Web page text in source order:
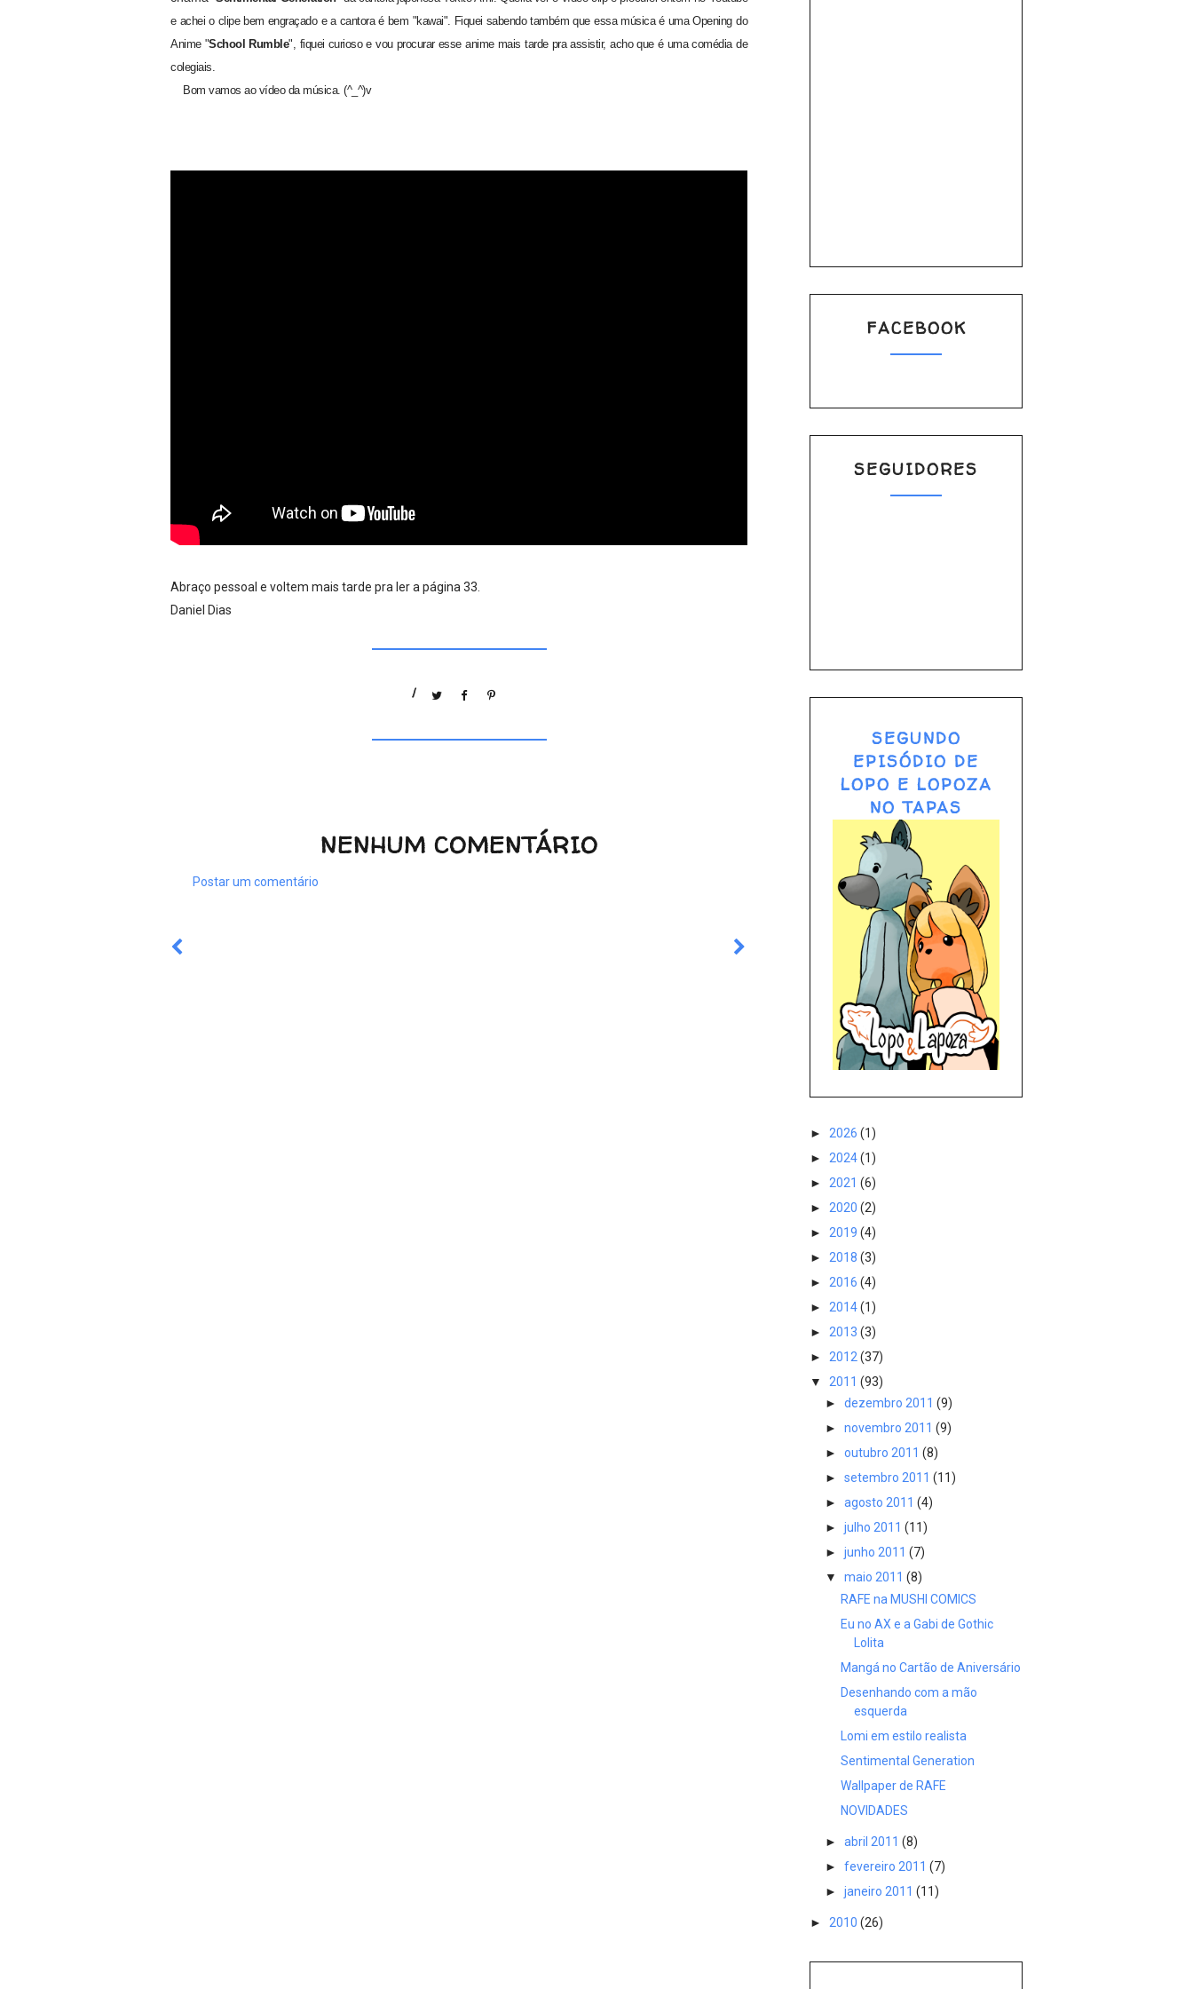
e achei o clipe bem engraçado e a cantora é bem "kawai". Fiquei sabendo também que essa música é uma Opening do
Anime "School Rumble", fiquei curioso e vou procurar esse anime mais tarde pra assistir, acho que é uma comédia de
colegiais.
Bom vamos ao vídeo da música. (^_^)v
Abraço pessoal e voltem mais tarde pra ler a página 33.
Daniel Dias
/
NENHUM COMENTÁRIO
Postar um comentário
FACEBOOK
SEGUIDORES
SEGUNDO
EPISÓDIO DE
LOPO E LOPOZA
NO TAPAS
► 2026 (1)
► 2024(1)
► 2021 (6)
► 2020 (2)
► 2019 (4)
► 2018 (3)
► 2016 (4)
► 2014(1)
► 2013 (3)
► 2012 (37)
▼ 2011 (93)
► dezembro 2011 (9)
► novembro 2011 (9)
► outubro 2011 (8)
► setembro 2011 (11)
► agosto 2011 (4)
► julho 2011 (11)
► junho 2011 (7)
▼ maio 2011 (8)
RAFE na MUSHI COMICS
Eu no AX e a Gabi de Gothic
Lolita
Mangá no Cartão de Aniversário
Desenhando com a mão
esquerda
Lomi em estilo realista
Sentimental Generation
Wallpaper de RAFE
NOVIDADES
► abril 2011 (8)
► fevereiro 2011 (7)
► janeiro 2011 (11)
► 2010 (26)